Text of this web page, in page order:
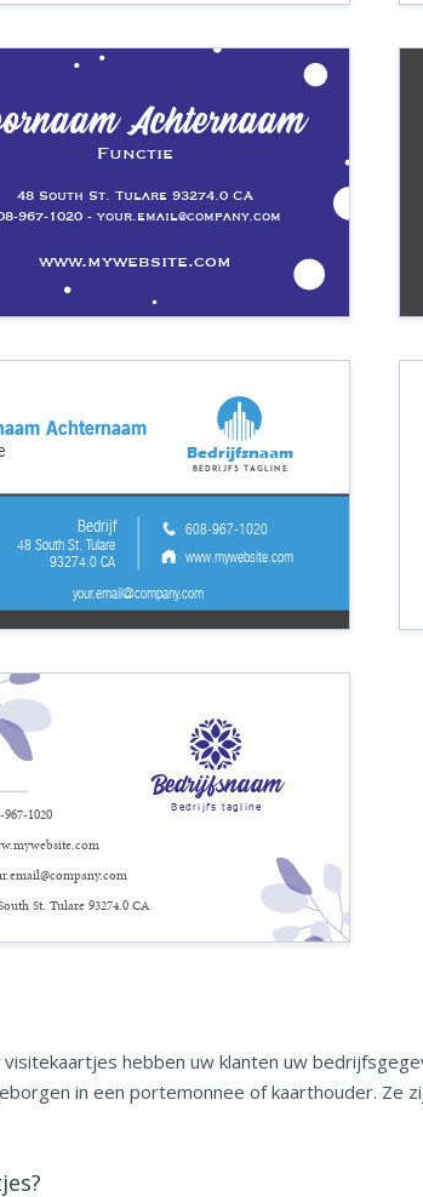
www.mywebsite.com
48 South St. Tulare 93274.0 CA
967-1020 - your.email@company.com
Achternaam
Functie
your.email@company.com
48 South St. Tulare
93274.0 CA
608-967-1020
www.mywebsite.com
Bedrijf
Achternaam
Bedrijfsnaam
Bedrijfs tagline
St. Tulare 93274.0 CA
967-1020
Bedrijfsnaam
Bedrijfs tagline
hebben uw klanten uw
in een portemonnee of kaarthouder. Ze